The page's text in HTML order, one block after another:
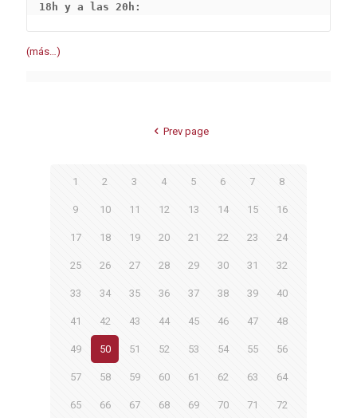
18h y a las 20h:
(más…)
Prev page
1 2 3 4 5 6 7 8
9 10 11 12 13 14 15 16
17 18 19 20 21 22 23 24
25 26 27 28 29 30 31 32
33 34 35 36 37 38 39 40
41 42 43 44 45 46 47 48
49 50 51 52 53 54 55 56
57 58 59 60 61 62 63 64
65 66 67 68 69 70 71 72